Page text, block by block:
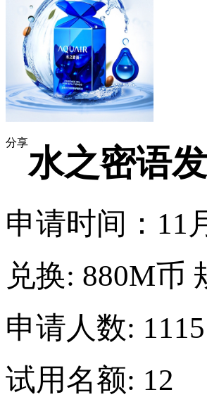
分享
水之密语
申请时间：11
兑换: 880M币
申请人数: 1115
试用名额: 12